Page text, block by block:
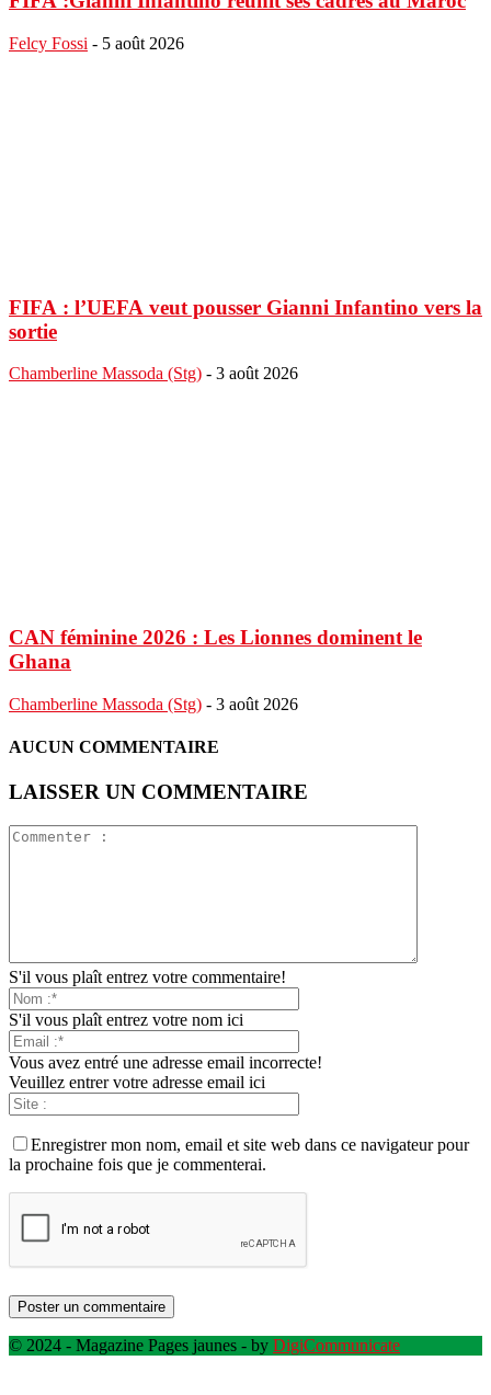
Felcy Fossi - 5 août 2026
FIFA : l’UEFA veut pousser Gianni Infantino vers la
sortie
Chamberline Massoda (Stg) - 3 août 2026
CAN féminine 2026 : Les Lionnes dominent le
Ghana
Chamberline Massoda (Stg) - 3 août 2026
AUCUN COMMENTAIRE
LAISSER UN COMMENTAIRE
S'il vous plaît entrez votre commentaire!
S'il vous plaît entrez votre nom ici
Vous avez entré une adresse email incorrecte!
Veuillez entrer votre adresse email ici
Enregistrer mon nom, email et site web dans ce navigateur pour
la prochaine fois que je commenterai.
© 2024 - Magazine Pages jaunes - by DigiCommunicate